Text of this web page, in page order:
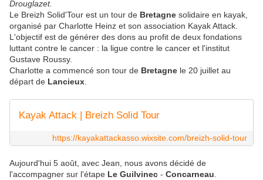
Drouglazet.
Le Breizh Solid'Tour est un tour de Bretagne solidaire en kayak,
organisé par Charlotte Heinz et son association Kayak Attack.
L'objectif est de générer des dons au profit de deux fondations
luttant contre le cancer : la ligue contre le cancer et l'institut
Gustave Roussy.
Charlotte a commencé son tour de Bretagne le 20 juillet au
départ de Lancieux
Kayak Attack | Breizh Solid Tour
https://kayakattackasso.wixsite.com/breizh-solid-tour
Aujourd'hui 5 août, avec Jean, nous avons décidé de
l'accompagner sur l'étape Le Guilvinec - Concarneau